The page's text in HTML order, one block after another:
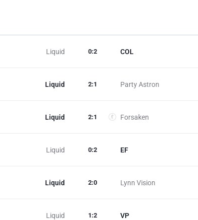
Liquid COL
0:2
Liquid Party Astron
2:1
Liquid Forsaken
2:1
Liquid EF
0:2
Liquid Lynn Vision
2:0
Liquid VP
1 :2